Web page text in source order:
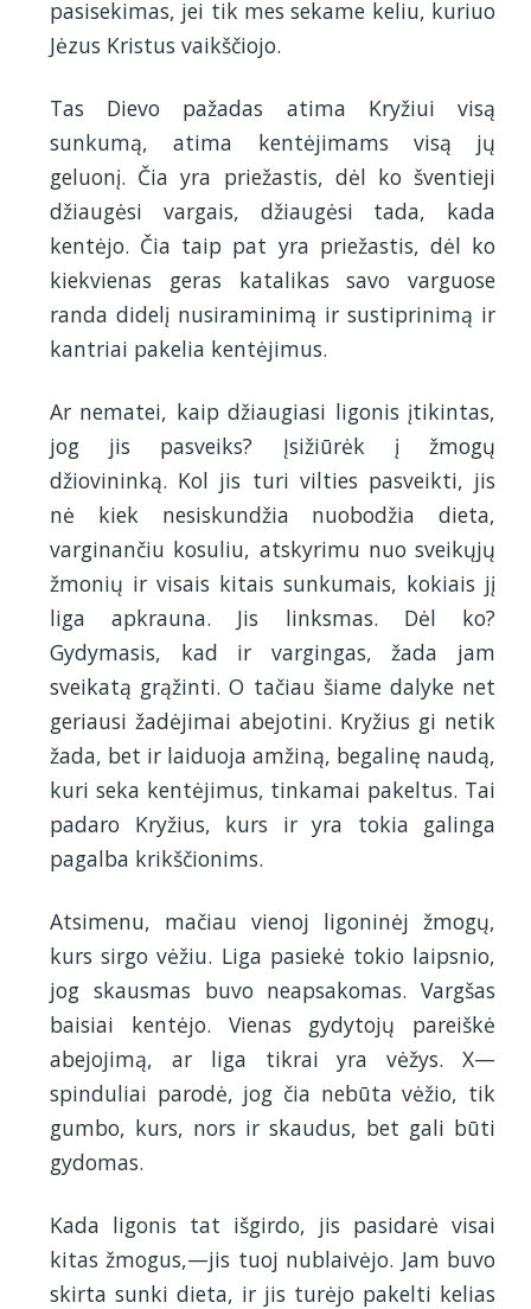
pasisekimas, jei tik mes sekame keliu, kuriuo
Jėzus Kristus vaikščiojo.
Tas Dievo pažadas atima Kryžiui visą
sunkumą, atima kentėjimams visą jų
geluonį. Čia yra priežastis, dėl ko šventieji
džiaugėsi vargais, džiaugėsi tada, kada
kentėjo. Čia taip pat yra priežastis, dėl ko
kiekvienas geras katalikas savo varguose
randa didelį nusiraminimą ir sustiprinimą ir
kantriai pakelia kentėjimus.
Ar nematei, kaip džiaugiasi ligonis įtikintas,
jog jis pasveiks? Įsižiūrėk į žmogų
džiovininką. Kol jis turi vilties pasveikti, jis
nė kiek nesiskundžia nuobodžia dieta,
varginančiu kosuliu, atskyrimu nuo sveikųjų
žmonių ir visais kitais sunkumais, kokiais jį
liga apkrauna. Jis linksmas. Dėl ko?
Gydymasis, kad ir vargingas, žada jam
sveikatą grąžinti. O tačiau šiame dalyke net
geriausi žadėjimai abejotini. Kryžius gi netik
žada, bet ir laiduoja amžiną, begalinę naudą,
kuri seka kentėjimus, tinkamai pakeltus. Tai
padaro Kryžius, kurs ir yra tokia galinga
pagalba krikščionims.
Atsimenu, mačiau vienoj ligoninėj žmogų,
kurs sirgo vėžiu. Liga pasiekė tokio laipsnio,
jog skausmas buvo neapsakomas. Vargšas
baisiai kentėjo. Vienas gydytojų pareiškė
abejojimą, ar liga tikrai yra vėžys. X—
spinduliai parodė, jog čia nebūta vėžio, tik
gumbo, kurs, nors ir skaudus, bet gali būti
gydomas.
Kada ligonis tat išgirdo, jis pasidarė visai
kitas žmogus,—jis tuoj nublaivėjo. Jam buvo
skirta sunki dieta, ir jis turėjo pakelti kelias